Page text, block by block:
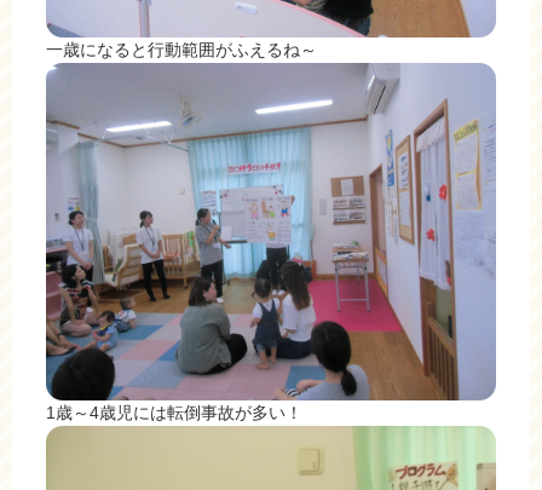
一歳になると行動範囲がふえるね～
1歳～4歳児には転倒事故が多い！